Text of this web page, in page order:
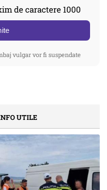
de caractere 1000
vulgar vor fi suspendate
UTILE